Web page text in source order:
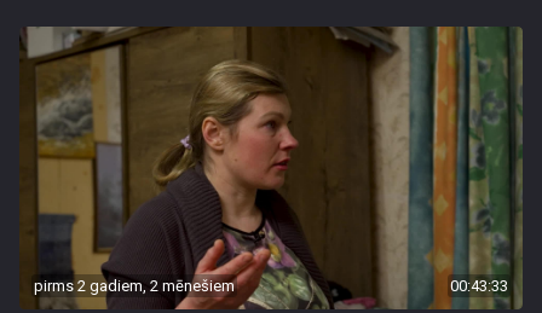
pirms 2 gadiem, 2 mēnešiem 00:43:33